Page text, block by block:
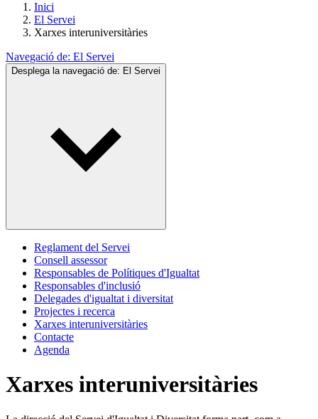
Inici
El Servei
Xarxes interuniversitàries
Navegació de: El Servei
Desplega la navegació de: El Servei
Reglament del Servei
Consell assessor
Responsables de Polítiques d'Igualtat
Responsables d'inclusió
Delegades d'igualtat i diversitat
Projectes i recerca
Xarxes interuniversitàries
Contacte
Agenda
Xarxes interuniversitàries